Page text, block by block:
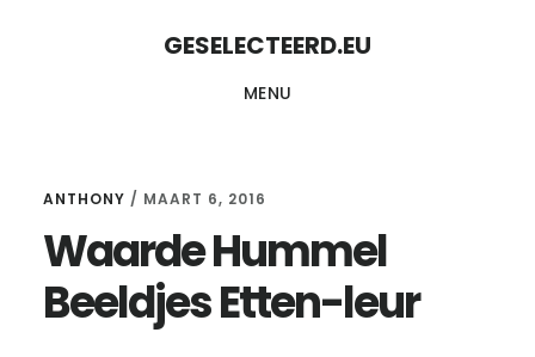
GESELECTEERD.EU
MENU
ANTHONY / MAART 6, 2016
Waarde Hummel
Beeldjes Etten-leur